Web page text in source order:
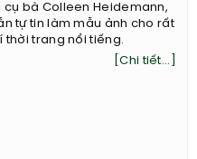
cụ bà Colleen Heidemann,
tự tin làm mẫu ảnh cho rất
thời trang nổi tiếng.
[Chi tiết...]